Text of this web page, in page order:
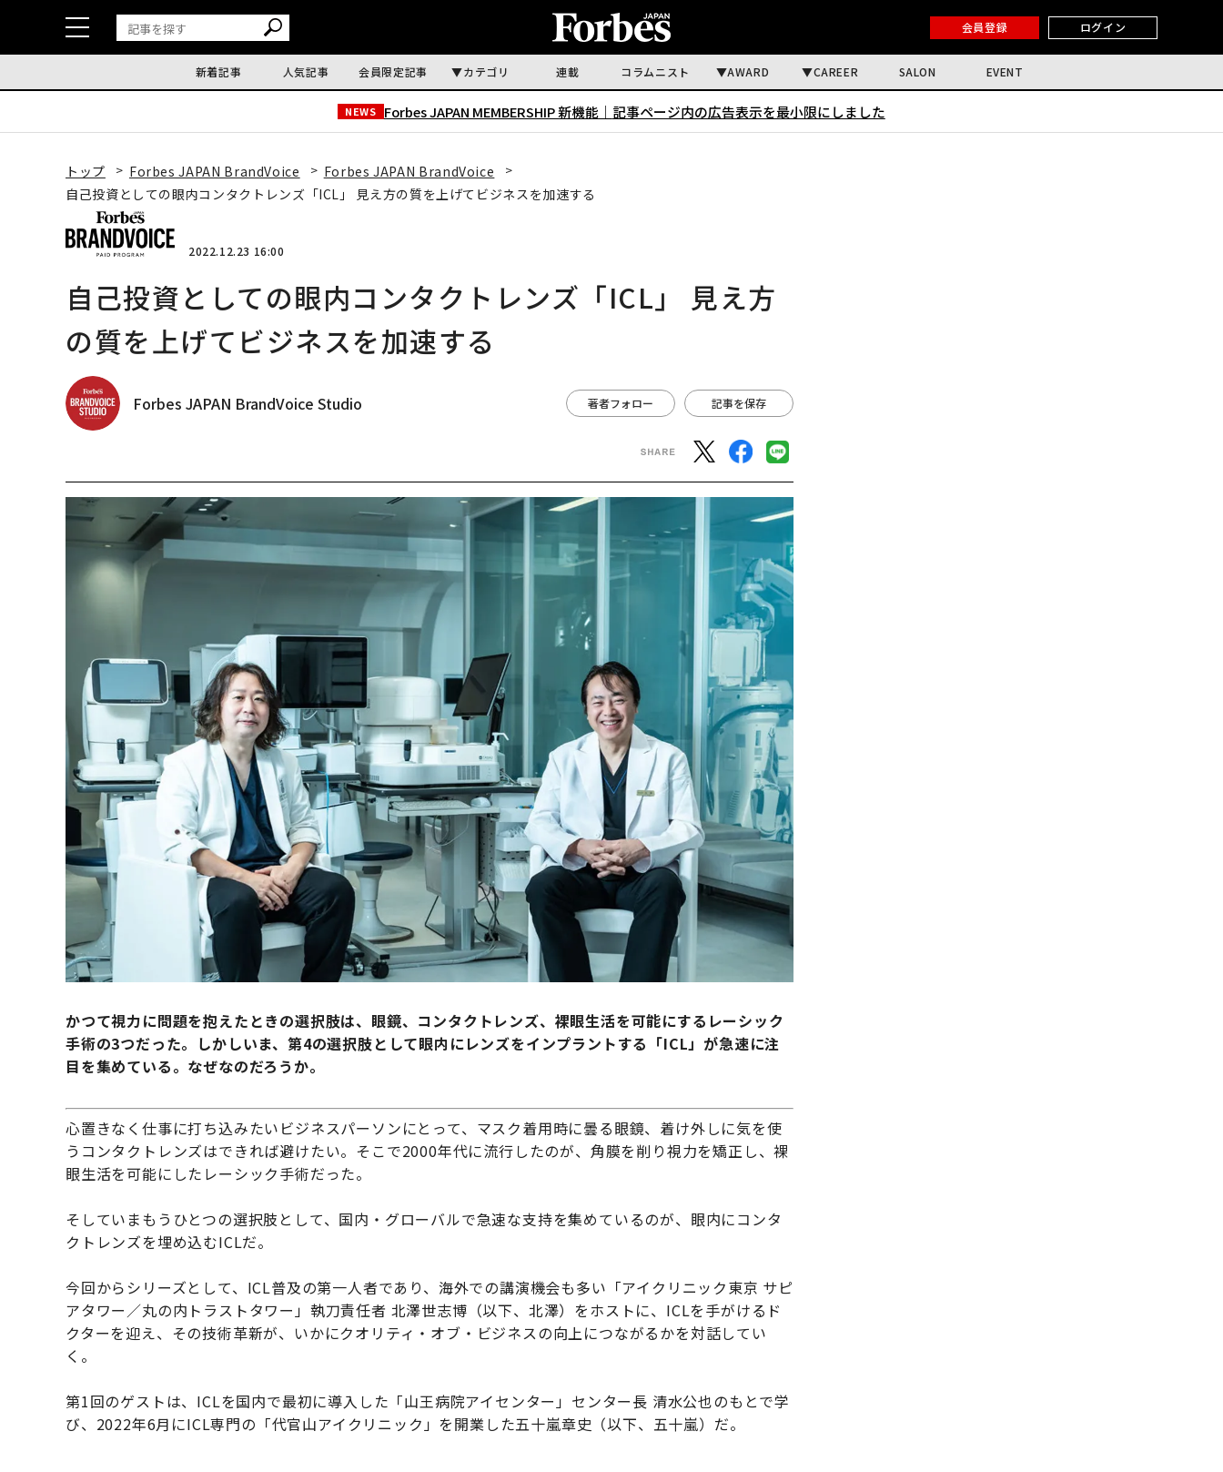
会員登録 ログイン
新着記事 人気記事 会員限定記事 カテゴリ 連載 コラムニスト AWARD CAREER SALON EVENT
NEWS Forbes JAPAN MEMBERSHIP 新機能｜ 記事ページ内の広告表示を最小限にしました
トップ Forbes JAPAN BrandVoice
Forbes JAPAN BrandVoice
自己投資としての眼内コンタクトレンズ「ICL」 見え方の質を上げてビジネスを加速する
2022.12.23 16:00
自己投資としての眼内コンタクトレンズ「ICL」 見え方
の質を上げてビジネスを加速する
Forbes JAPAN BrandVoice Studio 著者フォロー 記事を保存
かつて視力に問題を抱えたときの選択肢は、眼鏡、コンタクトレンズ、裸眼生活を可能にするレーシック
手術の3つだった。しかしいま、第4の選択肢として眼内にレンズをインプラントする「ICL」が急速に注
目を集めている。なぜなのだろうか。
心置きなく仕事に打ち込みたいビジネスパーソンにとって、マスク着用時に曇る眼鏡、着け外しに気を使
うコンタクトレンズはできれば避けたい。そこで2000年代に流行したのが、角膜を削り視力を矯正し、裸
眼生活を可能にしたレーシック手術だった。
そしていまもうひとつの選択肢として、国内・グローバルで急速な支持を集めているのが、眼内にコンタ
クトレンズを埋め込むICLだ。
今回からシリーズとして、ICL普及の第一人者であり、海外での講演機会も多い「アイクリニック東京 サピ
アタワー／丸の内トラストタワー」執刀責任者 北澤世志博（以下、北澤）をホストに、ICLを手がけるド
クターを迎え、その技術革新が、いかにクオリティ・オブ・ビジネスの向上につながるかを対話してい
く。
第1回のゲストは、ICLを国内で最初に導入した「山王病院アイセンター」センター長 清水公也のもとで学
び、2022年6月にICL専門の「代官山アイクリニック」を開業した五十嵐章史（以下、五十嵐）だ。